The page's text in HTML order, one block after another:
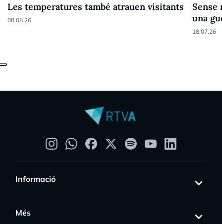
Les temperatures també atrauen visitants
08.08.26
una
18.07.26
Informació
Més